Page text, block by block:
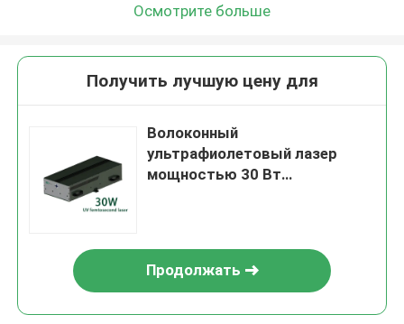
Осмотрите больше
Получить лучшую цену для
Волоконный
ультрафиолетовый лазер
мощностью 30 Вт
Продолжать